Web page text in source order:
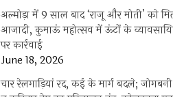
अल्मोड़ा में 9 साल बाद ‘राजू और मोती’ को
आजादी, कुमाऊं महोत्सव में ऊंटों के
पर कार्रवाई
June 18, 2026
चार रेलगाड़ियां रद, कई के मार्ग बदले;